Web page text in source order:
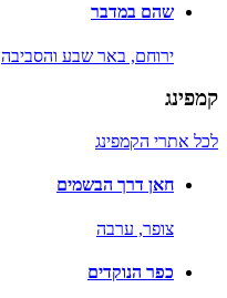
שהם במדבר
ירוחם, באר שבע והסביבה
קמפינג
לכל אתרי הקמפינג
חאן דרך הבשמים
צופר, ערבה
כפר הנוקדים